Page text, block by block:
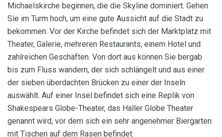
Michaelskirche beginnen, die die Skyline dominiert. Gehen
Sie im Turm hoch, um eine gute Aussicht auf die Stadt zu
bekommen. Vor der Kirche befindet sich der Marktplatz mit
Theater, Galerie, mehreren Restaurants, einem Hotel und
zahlreichen Geschäften. Von dort aus können Sie bergab
bis zum Fluss wandern, der sich schlängelt und aus einer
der sieben überdachten Brücken zu einer der Inseln
auswählt. Auf einer Insel befindet sich eine Replik von
Shakespears Globe-Theater, das Haller Globe Theater
genannt wird, vor dem sich ein sehr angenehmer Biergarten
mit Tischen auf dem Rasen befindet.